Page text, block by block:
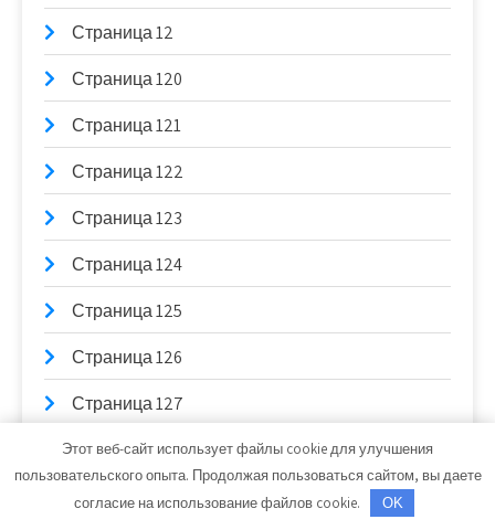
Страница 12
Страница 120
Страница 121
Страница 122
Страница 123
Страница 124
Страница 125
Страница 126
Страница 127
Страница 128
Страница 129
Этот веб-сайт использует файлы cookie для улучшения
пользовательского опыта. Продолжая пользоваться сайтом, вы даете
согласие на использование файлов cookie.
OK